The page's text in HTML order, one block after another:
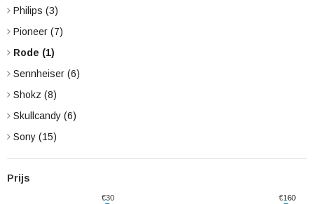
Philips (3)
Pioneer (7)
Rode (1)
Sennheiser (6)
Shokz (8)
Skullcandy (6)
Sony (15)
Prijs
€30 €160